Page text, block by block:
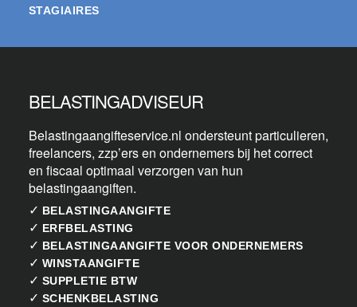
STAGIAIRES
BELASTINGADVISEUR
Belastingaangifteservice.nl ondersteunt particulieren,
freelancers, zzp’ers en ondernemers bij het correct
en fiscaal optimaal verzorgen van hun
belastingaangiften.
✓ BELASTINGAANGIFTE
✓ ERFBELASTING
✓ BELASTINGAANGIFTE VOOR ONDERNEMERS
✓ WINSTAANGIFTE
✓ SUPPLETIE BTW
✓ SCHENKBELASTING